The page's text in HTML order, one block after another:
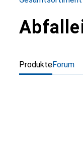
ProdukteForum